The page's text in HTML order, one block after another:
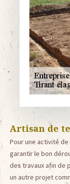
Artisan de
Pour une activité
garantir le bon
des travaux afin de
un autre projet